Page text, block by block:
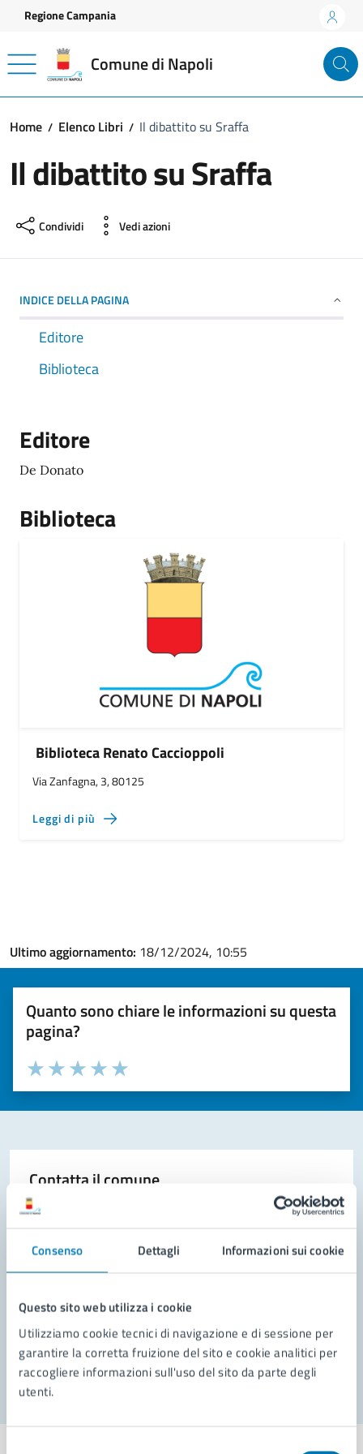
Consenso Dettagli Informazioni sui cookie
Questo sito web utilizza i cookie
Utilizziamo cookie tecnici di navigazione e di sessione per
garantire la corretta fruizione del sito e cookie analitici per
raccogliere informazioni sull'uso del sito da parte degli
utenti.
Vai ai contenuti
Vai al footer
Regione Campania
Comune di Napoli
Home Elenco Libri Il dibattito su Sraffa
Il dibattito su Sraffa
Condividi Vedi azioni
INDICE DELLA PAGINA
Editore
Biblioteca
Editore
De Donato
Biblioteca
Biblioteca Renato Caccioppoli
Via Zanfagna, 3, 80125
Leggi di più
Ultimo aggiornamento: 18/12/2024, 10:55
Quanto sono chiare le informazioni su questa
pagina?
Valuta la chiarezza delle informazioni (da 1 a 5 stelle)
Seleziona il numero di stelle per valutare la chiarezza delle
Valuta 5 stelle su 5
Valuta 4 stelle su 5
Valuta 3 stelle su 5
Valuta 2 stelle su 5
Valuta 1 stelle su 5
Contatta il comune
Richiedi assistenza
Segnala disservizio